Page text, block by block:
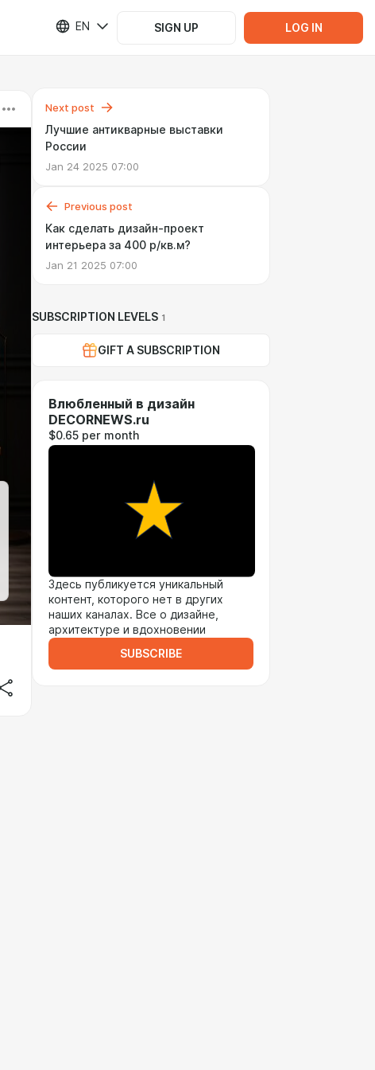
EN SIGN UP LOG IN
Next post
Лучшие антикварные выставки
России
Jan 24 2025 07:00
Previous post
Как сделать дизайн-проект
интерьера за 400 р/кв.м?
Jan 21 2025 07:00
SUBSCRIPTION LEVELS 1
GIFT A SUBSCRIPTION
Влюбленный в дизайн
DECORNEWS.ru
$0.65 per month
Здесь публикуется уникальный
контент, которого нет в других
наших каналах. Все о дизайне,
архитектуре и вдохновении
SUBSCRIBE